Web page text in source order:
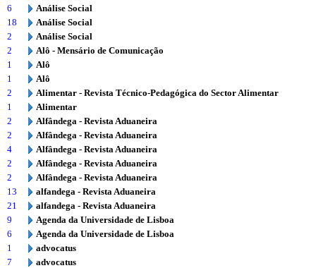
6
Análise Social
18
Análise Social
2
Análise Social
2
Alô - Mensário de Comunicação
1
Alô
1
Alô
2
Alimentar - Revista Técnico-Pedagógica do Sector Alimentar
1
Alimentar
2
Alfândega - Revista Aduaneira
2
Alfândega - Revista Aduaneira
4
Alfândega - Revista Aduaneira
2
Alfândega - Revista Aduaneira
2
Alfândega - Revista Aduaneira
13
alfandega - Revista Aduaneira
21
alfandega - Revista Aduaneira
9
Agenda da Universidade de Lisboa
6
Agenda da Universidade de Lisboa
1
advocatus
7
advocatus